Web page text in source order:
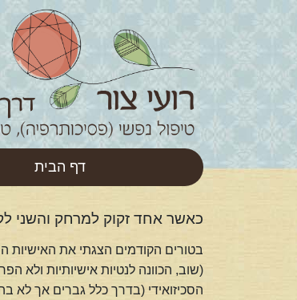
דף הבית
כאשר אחד זקוק למרחק והשני
בטורים הקודמים הצגתי את האישיות
(שוב, הכוונה לנטיות אישיותיות ולא
הסכיזואידי (בדרך כלל גברים אך לא